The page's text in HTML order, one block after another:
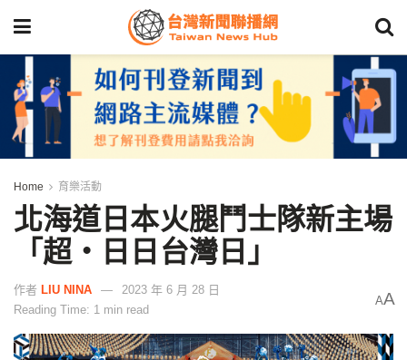
Home 育樂活動
北海道日本火腿鬥士隊新主場
「超‧日日台灣日」
作者 LIU NINA
2023 年 6 月 28 日
Reading Time: 1 min read
AA